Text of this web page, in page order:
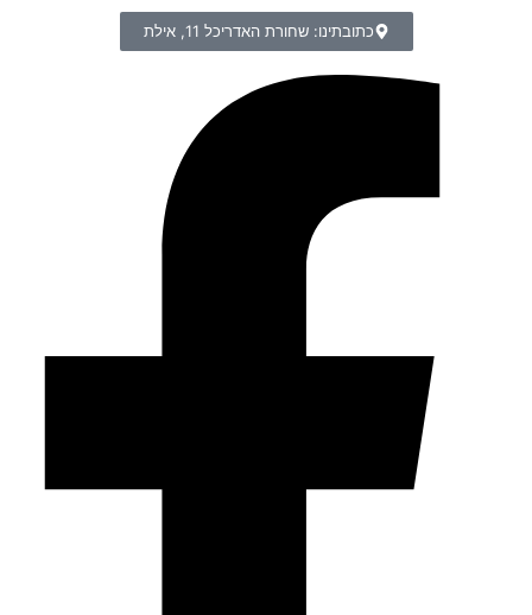
כתובתינו: שחורת האדריכל 11, אילת